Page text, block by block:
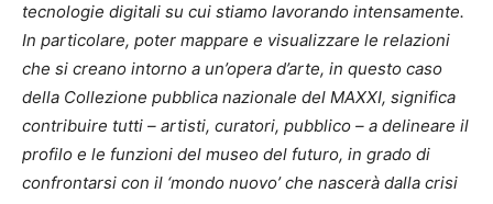
tecnologie digitali su cui stiamo lavorando intensamente.
In particolare, poter mappare e visualizzare le relazioni
che si creano intorno a un’opera d’arte, in questo caso
della Collezione pubblica nazionale del MAXXI, significa
contribuire tutti – artisti, curatori, pubblico – a delineare il
profilo e le funzioni del museo del futuro, in grado di
confrontarsi con il ‘mondo nuovo’ che nascerà dalla crisi